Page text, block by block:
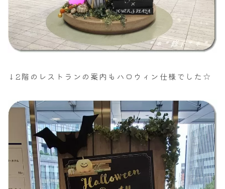
↓2階のレストランの案内もハロウィン仕様でした☆